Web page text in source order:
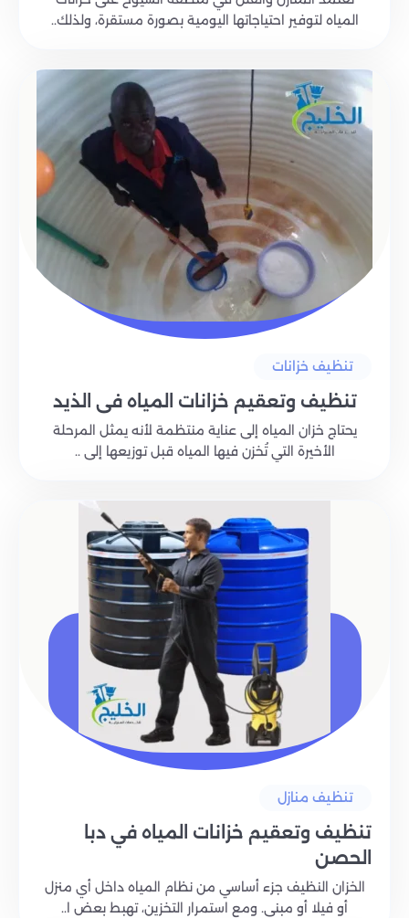
المياه لتوفير احتياجاتها اليومية بصورة مستقرة، ولذلك..
تنظيف خزانات
تنظيف وتعقيم خزانات المياه في الذيد
يحتاج خزان المياه إلى عناية منتظمة لأنه يمثل المرحلة
الأخيرة التي تُخزن فيها المياه قبل توزيعها إلى ..
تنظيف منازل
تنظيف وتعقيم خزانات المياه في دبا
الحصن
الخزان النظيف جزء أساسي من نظام المياه داخل أي منزل
أو فيلا أو مبنى. ومع استمرار التخزين، تهبط بعض ا..